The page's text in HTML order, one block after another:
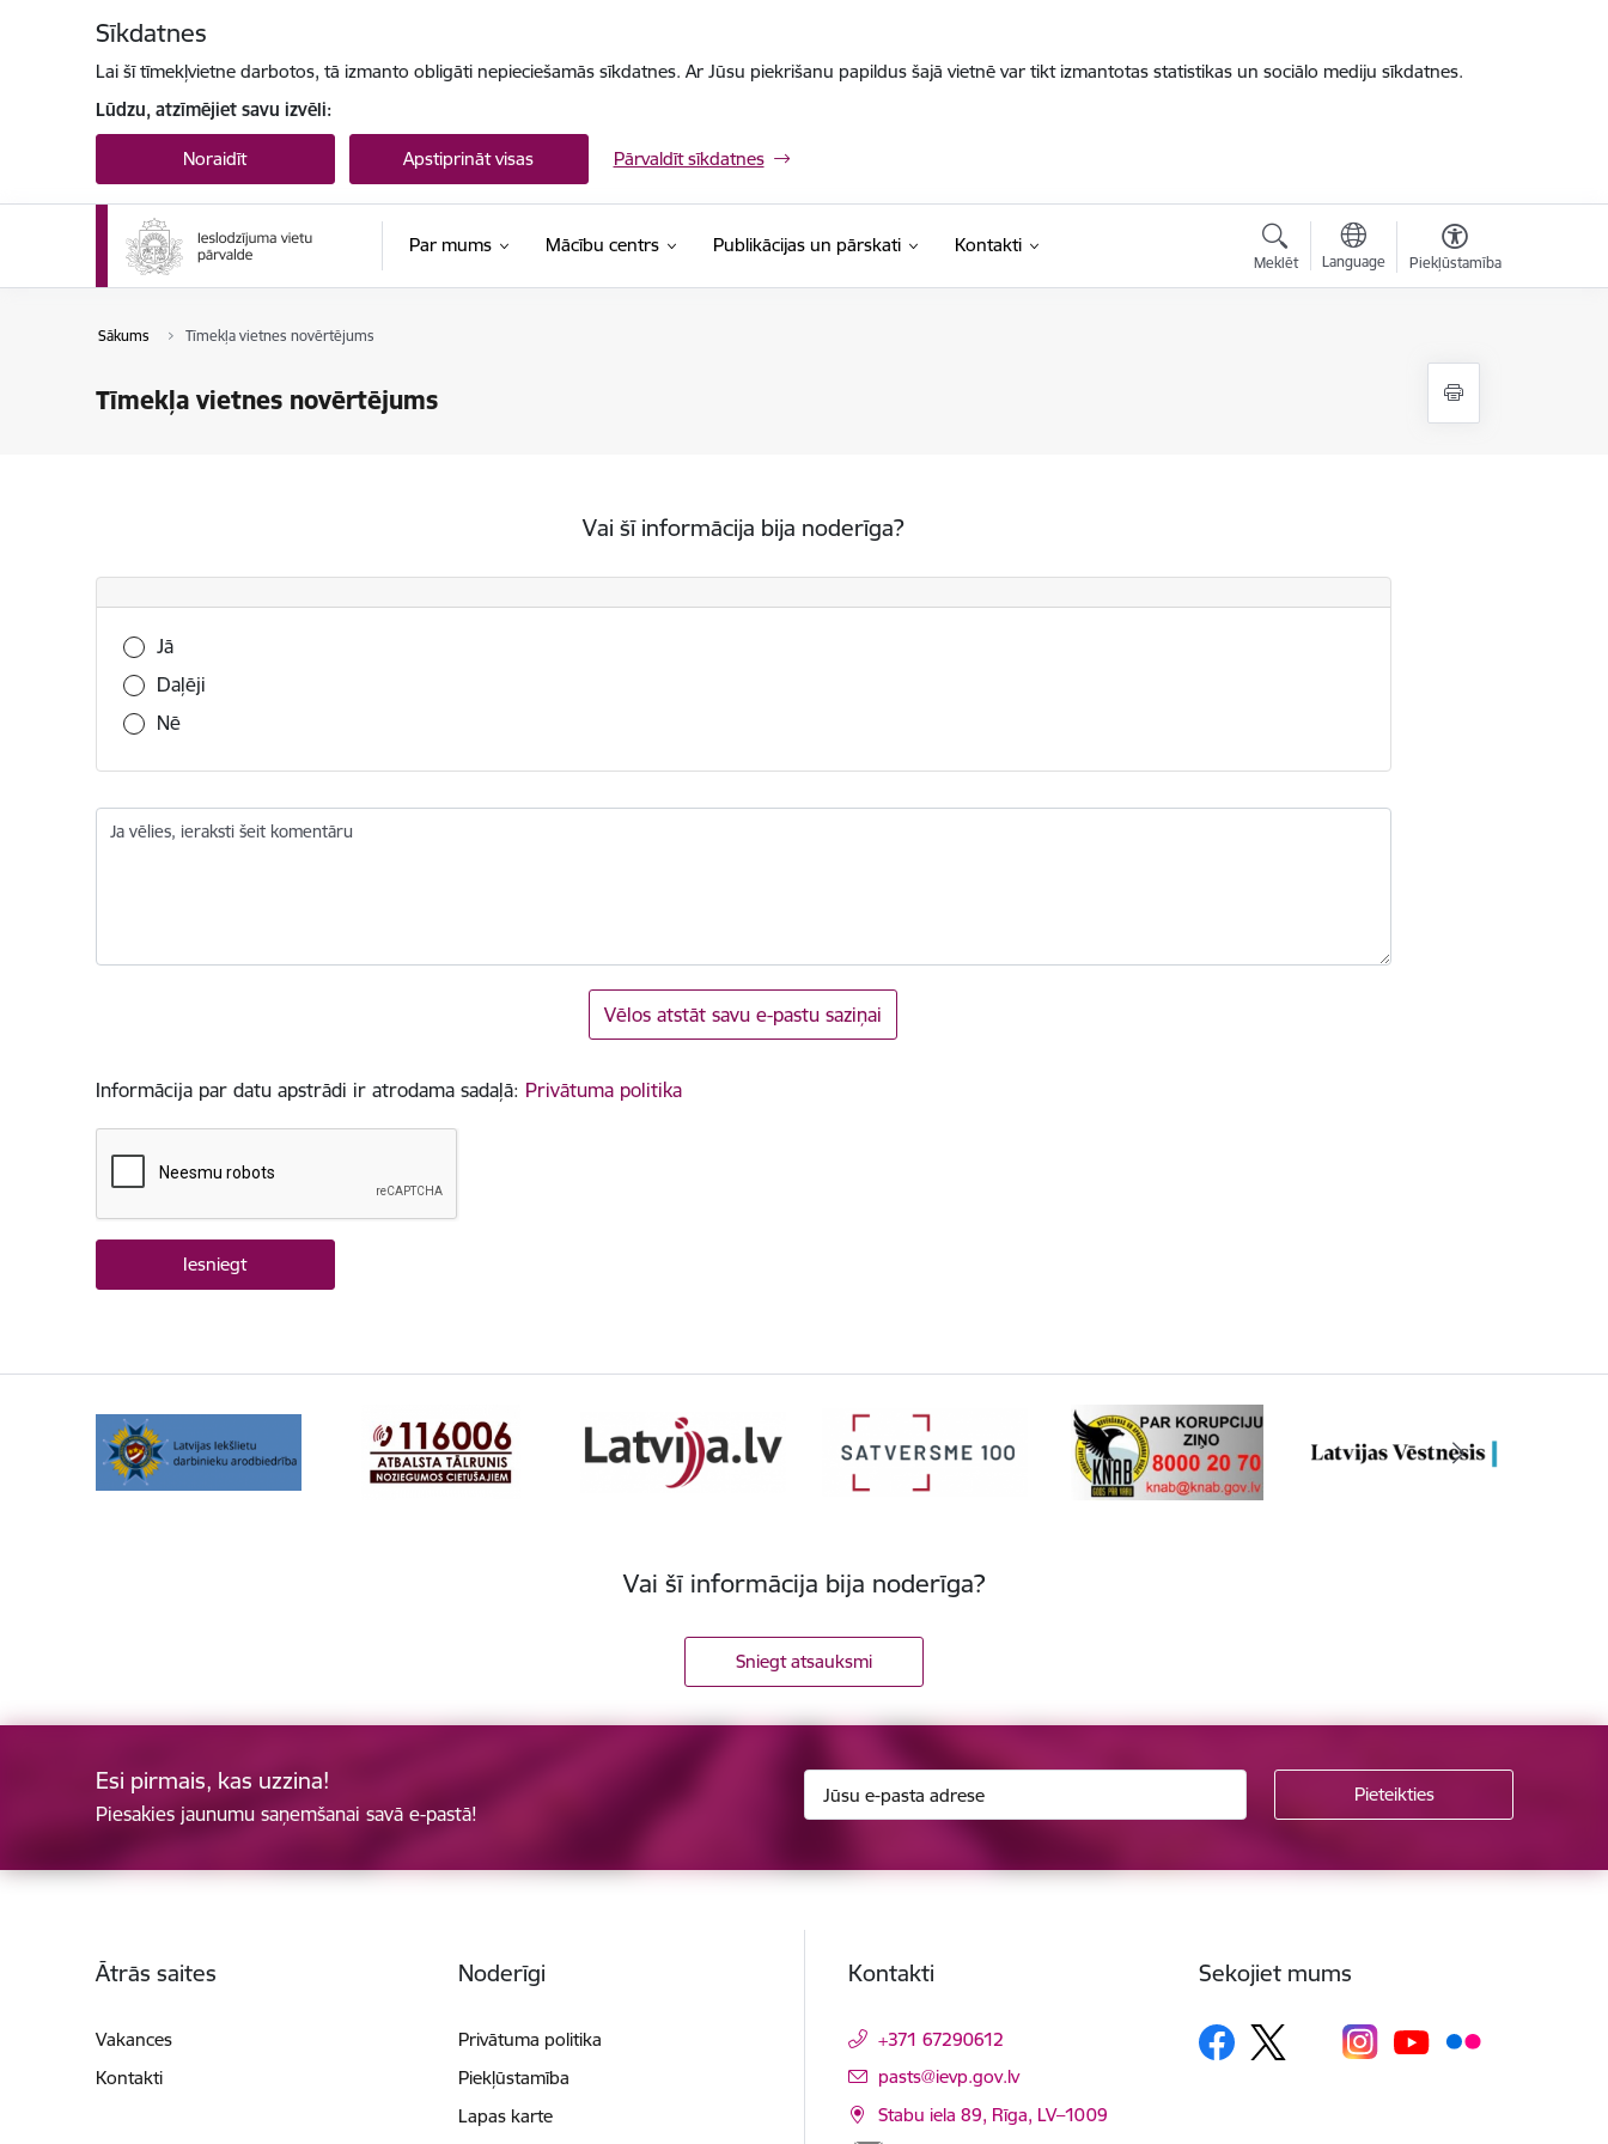
Sīkdatnes
Lai šī tīmekļvietne darbotos, tā izmanto obligāti nepieciešamās sīkdatnes. Ar Jūsu piekrišanu papildus šajā vietnē var tikt izmantotas statistikas un sociālo mediju sīkdatnes.
Lūdzu, atzīmējiet savu izvēli:
Noraidīt Apstiprināt visas Pārvaldīt sīkdatnes
Par mums Mācību centrs Publikācijas un pārskati Kontakti
Meklēt Language Piekļūstamība
Sākums Tīmekļa vietnes novērtējums
Tīmekļa vietnes novērtējums
Vai šī informācija bija noderīga?
Vai šī informācija bija noderīga?
Jā
Daļēji
Nē
Ja vēlies, ieraksti šeit komentāru
Vēlos atstāt savu e-pastu saziņai
Informācija par datu apstrādi ir atrodama sadaļā: Privātuma politika
Vai šī informācija bija noderīga?
Sniegt atsauksmi
Esi pirmais, kas uzzina!
Piesakies jaunumu saņemšanai savā e-pastā!
Ātrās saites
Vakances
Kontakti
Noderīgi
Privātuma politika
Piekļūstamība
Lapas karte
Kontakti
+371 67290612
E-pasts:
pasts@ievp.gov.lv
Stabu iela 89, Rīga, LV–1009
Sekojiet mums